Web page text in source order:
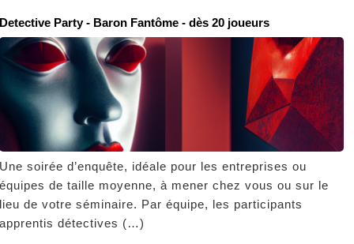
Party - Baron Fantôme - dès 20 joueurs
soirée d’enquête, idéale pour les entreprises ou
de taille moyenne, à mener chez vous ou sur le
de votre séminaire. Par équipe, les participants
détectives (…)